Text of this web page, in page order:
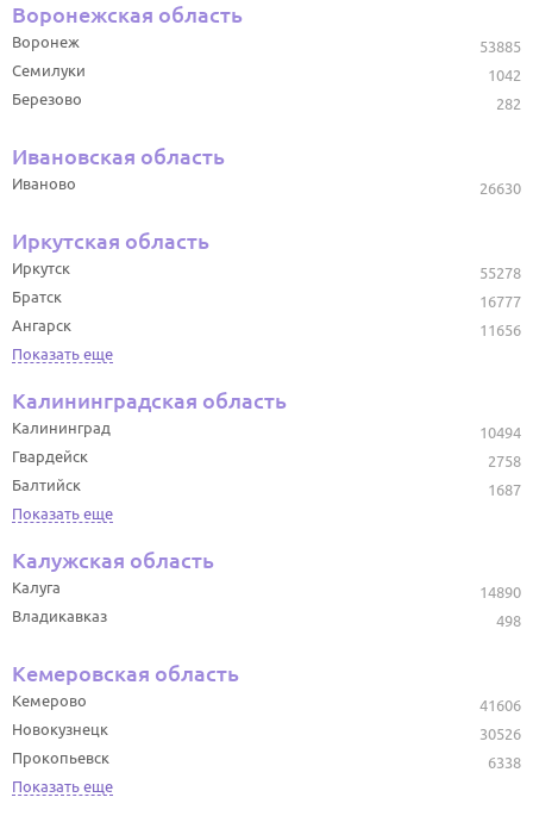
Воронежская область
53885
Воронеж
1042
Семилуки
282
Березово
Ивановская область
26630
Иваново
Иркутская область
55278
Иркутск
16777
Братск
11656
Ангарск
Показать еще
Калининградская область
10494
Калининград
2758
Гвардейск
1687
Балтийск
Показать еще
Калужская область
14890
Калуга
498
Владикавказ
Кемеровская область
41606
Кемерово
30526
Новокузнецк
6338
Прокопьевск
Показать еще